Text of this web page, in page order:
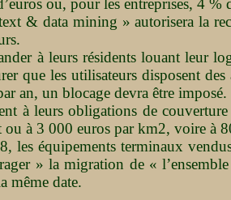
ou, pour les entreprises, 4
& data mining » autorisera la
à leurs résidents louant leur
que les utilisateurs disposent
an, un blocage devra être
à leurs obligations de
à 3 000 euros par km2, voire à
les équipements terminaux
» la migration de «
même date.